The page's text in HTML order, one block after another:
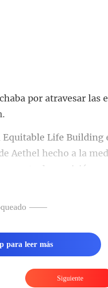
por atravesar las
Aethel hecho a la
——
para leer más
Siguiente